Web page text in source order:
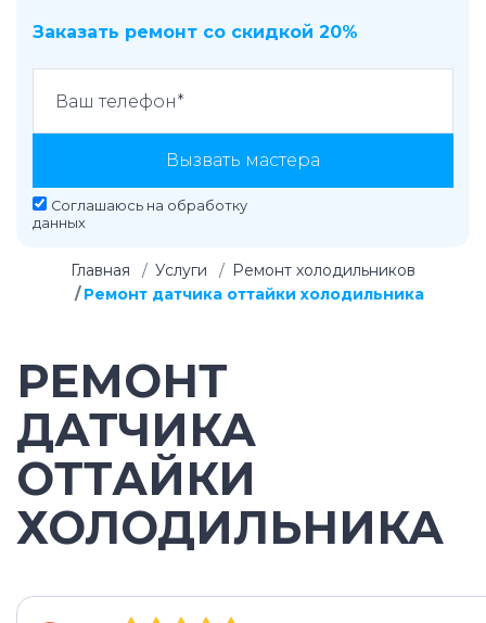
Заказать ремонт со скидкой 20%
Вызвать мастера
Соглашаюсь на обработку
данных
Главная Услуги
Ремонт холодильников
Ремонт датчика оттайки холодильника
РЕМОНТ
ДАТЧИКА
ОТТАЙКИ
ХОЛОДИЛЬНИКА